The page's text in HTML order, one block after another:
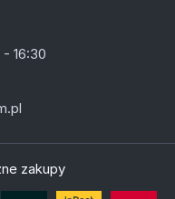
16:30
zakupy